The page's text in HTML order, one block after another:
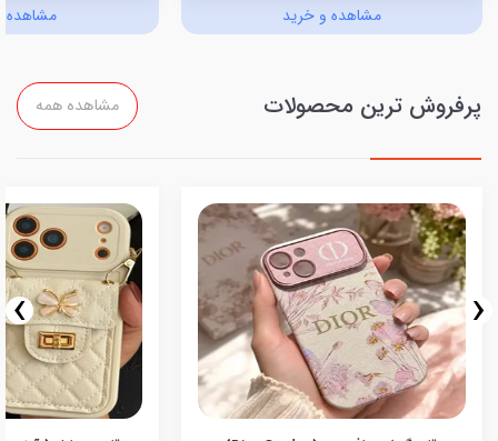
مشاهده و خرید مشاهده
پرفروش ترین محصولات مشاهده همه
‹
›